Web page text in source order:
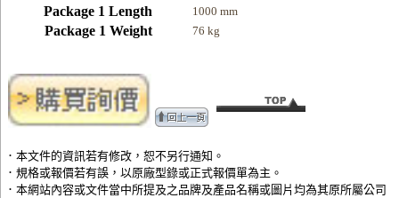
Package 1 Length 1000 mm
Package 1 Weight 76 kg
．本文件的資訊若有修改，恕不另行通知。
．規格或報價若有誤，以原廠型錄或正式報價單為主。
．本網站內容或文件當中所提及之品牌及產品名稱或圖片均為其原所屬公司